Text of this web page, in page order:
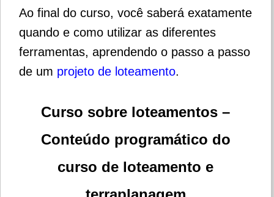
Ao final do curso, você saberá exatamente
quando e como utilizar as diferentes
ferramentas, aprendendo o passo a passo
de um projeto de loteamento.
Curso sobre loteamentos –
Conteúdo programático do
curso de loteamento e